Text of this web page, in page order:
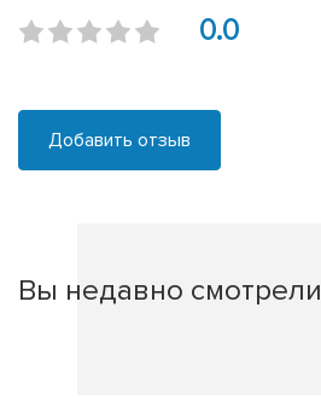
0.0
Добавить отзыв
Вы недавно смотрели